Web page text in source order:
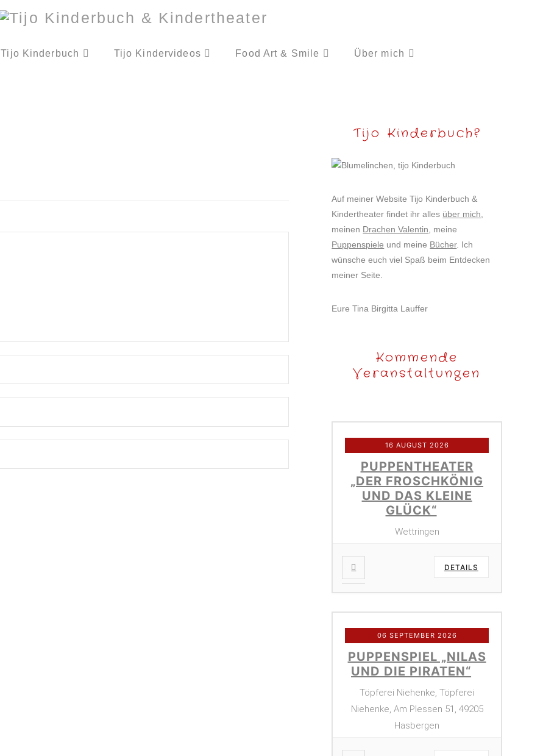
Tijo Kinderbuch Tijo Kindervideos Food Art & Smile Über mich
Tijo Kinderbuch?
Auf meiner Website Tijo Kinderbuch &
Kindertheater findet ihr alles über mich
meinen Drachen Valentin , meine
Puppenspiele und meine Bücher. Ich
wünsche euch viel Spaß beim Entdecken
meiner Seite.
Eure Tina Birgitta Lauffer
Kommende
Veranstaltungen
16 AUGUST 2026
PUPPENTHEATER
„DER FROSCHKÖNIG
UND DAS KLEINE
GLÜCK“
Wettringen
DETAILS
06 SEPTEMBER 2026
PUPPENSPIEL „NILAS
UND DIE PIRATEN“
Töpferei Niehenke, Töpferei
Niehenke, Am Plessen 51, 49205
Hasbergen